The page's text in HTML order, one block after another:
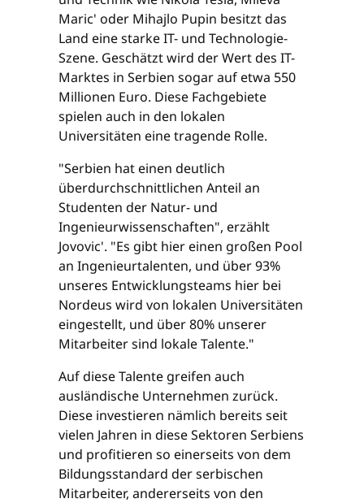
Maric' oder Mihajlo Pupin besitzt das
Land eine starke IT- und Technologie-
Szene. Geschätzt wird der Wert des IT-
Marktes in Serbien sogar auf etwa 550
Millionen Euro. Diese Fachgebiete
spielen auch in den lokalen
Universitäten eine tragende Rolle.
"Serbien hat einen deutlich
überdurchschnittlichen Anteil an
Studenten der Natur- und
Ingenieurwissenschaften", erzählt
Jovovic'. "Es gibt hier einen großen Pool
an Ingenieurtalenten, und über 93%
unseres Entwicklungsteams hier bei
Nordeus wird von lokalen Universitäten
eingestellt, und über 80% unserer
Mitarbeiter sind lokale Talente."
Auf diese Talente greifen auch
ausländische Unternehmen zurück.
Diese investieren nämlich bereits seit
vielen Jahren in diese Sektoren Serbiens
und profitieren so einerseits von dem
Bildungsstandard der serbischen
Mitarbeiter, andererseits von den